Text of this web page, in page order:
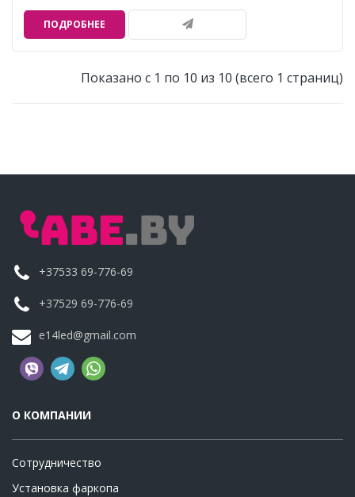
ПОДРОБНЕЕ
Показано с 1 по 10 из 10 (всего 1 страниц)
+37533 69-776-69
+37529 69-776-69
e14led@gmail.com
О КОМПАНИИ
Сотрудничество
Установка фаркопа